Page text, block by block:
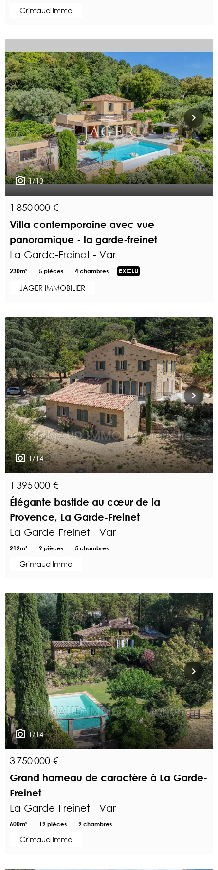
Grimaud Immo
1/13
1 850 000 €
Villa contemporaine avec vue
panoramique - la garde-freinet
La Garde-Freinet - Var
230m² 5 pièces 4 chambres EXCLU
JAGER IMMOBILIER
1/14
1 395 000 €
Élégante bastide au cœur de la
Provence, La Garde-Freinet
La Garde-Freinet - Var
212m² 9 pièces 5 chambres
Grimaud Immo
1/14
3 750 000 €
Grand hameau de caractère à La Garde-
Freinet
La Garde-Freinet - Var
600m² 19 pièces 9 chambres
Grimaud Immo